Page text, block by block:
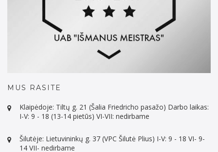
MUS RASITE
Klaipėdoje: Tiltų g. 21 (Šalia Friedricho pasažo) Darbo laikas:
I-V: 9 - 18 (13-14 pietūs) VI-VII: nedirbame
Šilutėje: Lietuvininkų g. 37 (VPC Šilutė Plius) I-V: 9 - 18 VI- 9-
14 VII- nedirbame